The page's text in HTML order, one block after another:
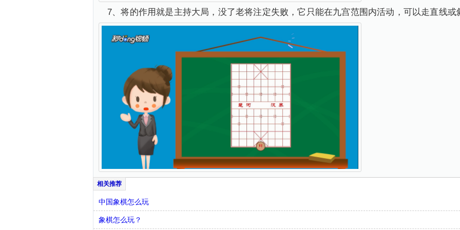
7、将的作用就是主持大局，没了老将注定失败，它只能在九宫范围内活动，可以走直线或
中国象棋怎么玩
象棋怎么玩？